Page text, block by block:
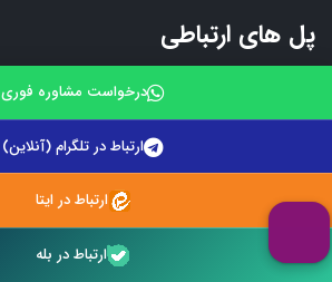
پل های ارتباطی
مشاوره حقوقی 24 ساعته:
09212242670
مشاوره حقوقی با وکیل:
09216078618
مشاوره حقوقی با وکیل:
09216078618
درخواست مشاوره فوری
ارتباط در تلگرام (آنلاین)
ارتباط در ایتا
ارتباط در بله